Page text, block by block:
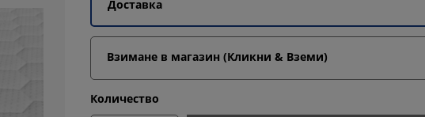
Доставка
Взимане в магазин (Кликни & Вземи)
Количество